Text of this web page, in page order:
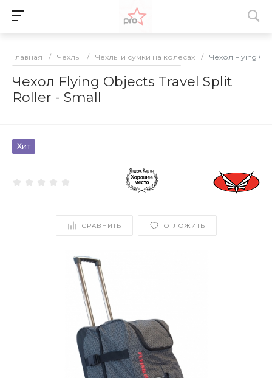
Главная / Чехлы / Чехлы и сумки на колёсах / Чехол Flying
Чехол Flying Objects Travel Split
Roller - Small
Хит
СРАВНИТЬ ОТЛОЖИТЬ